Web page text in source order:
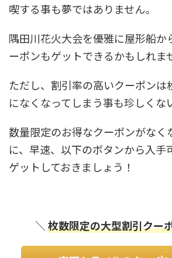
喫する事も夢ではありません。
隅田川花火大会を優雅に屋形船か
ーポンもゲットできるかもしれま
ただし、割引率の高いクーポンは
になくなってしまう事も珍しくな
数量限定のお得なクーポンがなく
に、早速、以下のボタンから入手
ゲットしておきましょう！
＼ 枚数限定の大型割引クー